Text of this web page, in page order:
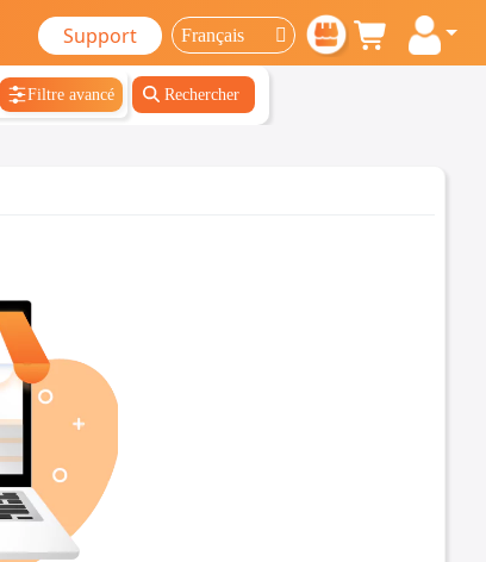
Support
Filtre avancé Rechercher